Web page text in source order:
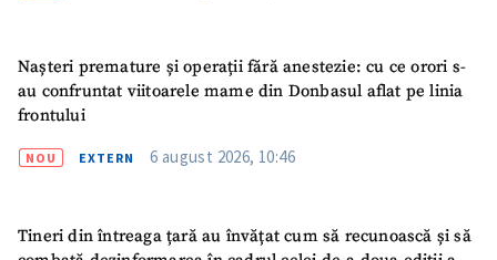
Nașteri premature și operații fără anestezie: cu ce orori s-
au confruntat viitoarele mame din Donbasul aflat pe linia
frontului
NOU EXTERN 6 august 2026, 10:46
Tineri din întreaga țară au învățat cum să recunoască și să
CONTACT SURSĂ
Sursă anonimă
Nume + Numele meu